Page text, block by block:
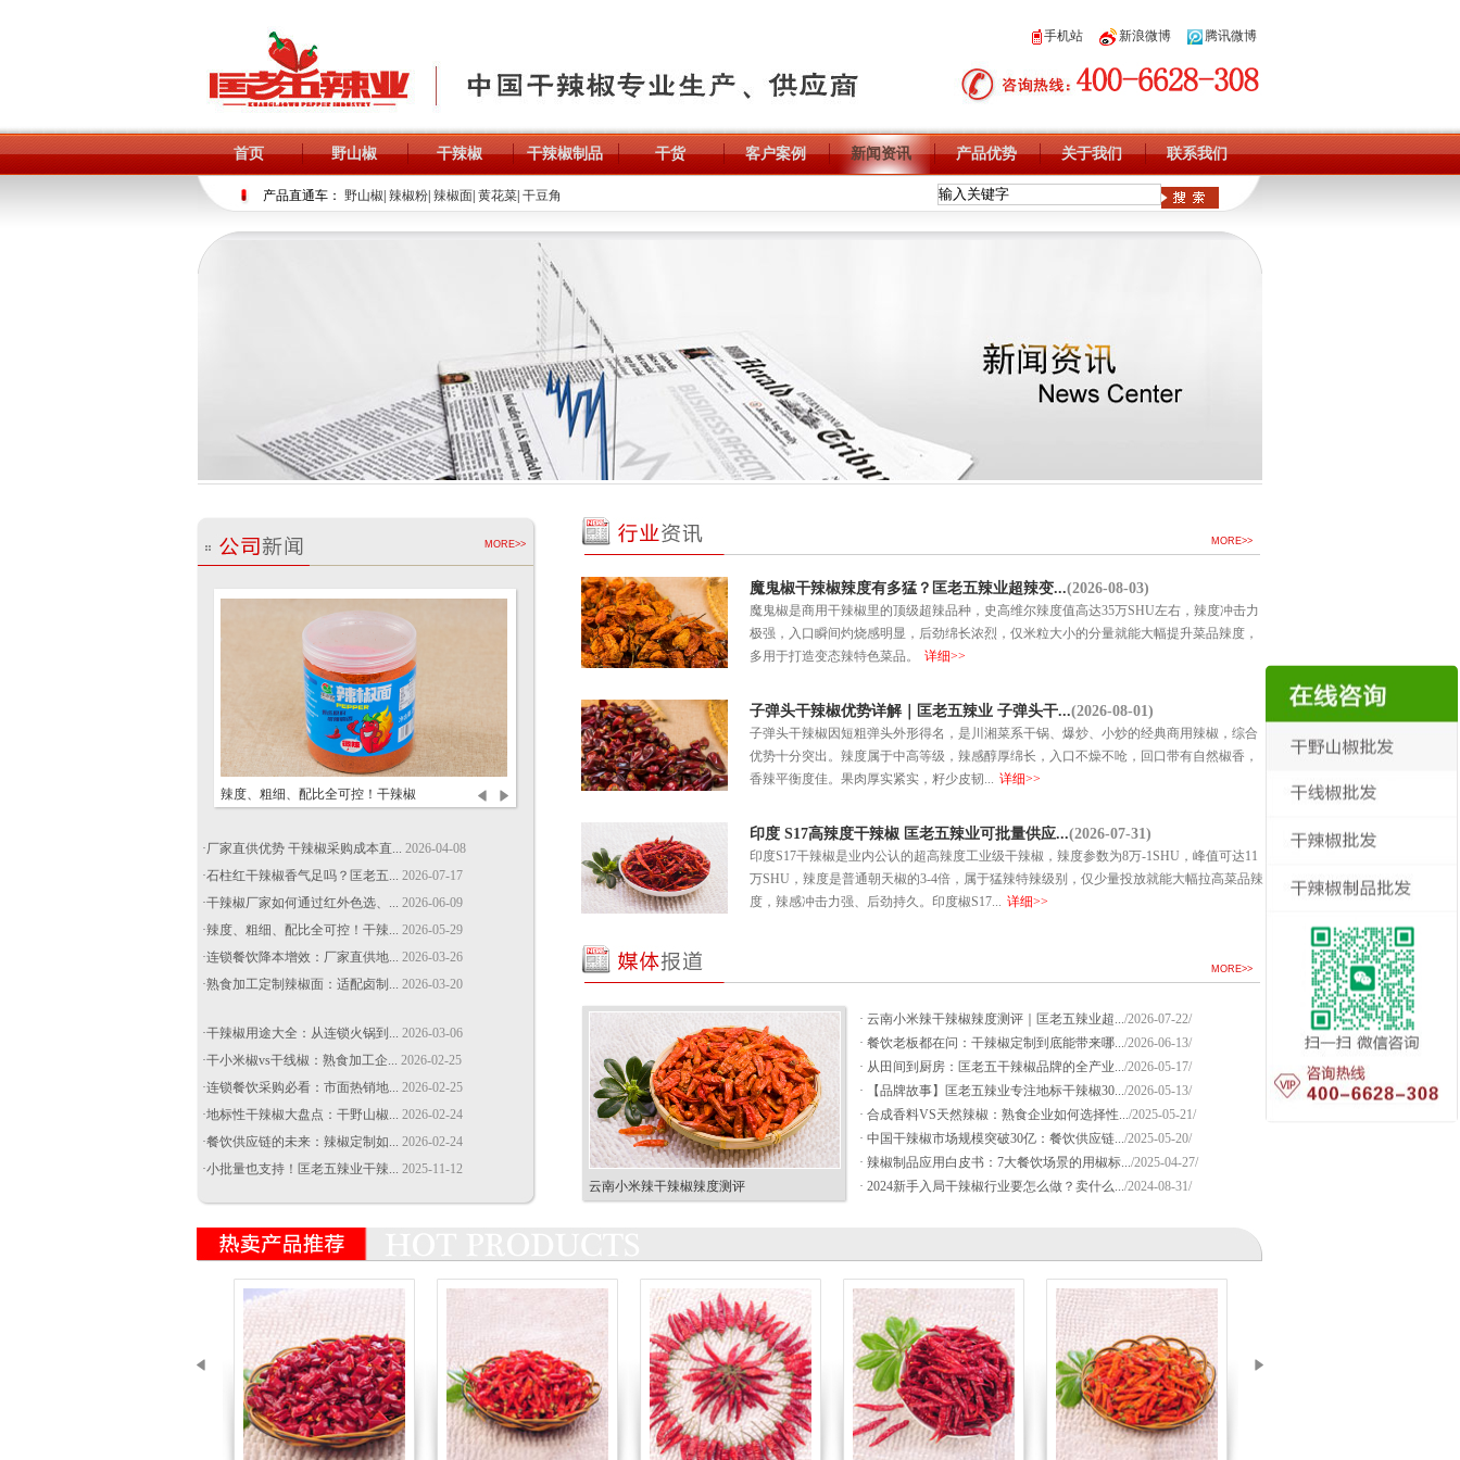
手机站 新浪微博 腾讯微博
首页 野山椒 干辣椒 干辣椒制品 干货 客户案例 新闻资讯 产品优势 关于我们 联系我们
产品直通车： 野山椒 辣椒粉 辣椒面 黄花菜 干豆角
MORE>>
辣度、粗细、配比全可控！干辣椒 厂家直供优势 干辣椒采购成本直降 干辣椒厂家如何通过红外色选、农
·厂家直供优势 干辣椒采购成本直... 2026-04-08
·石柱红干辣椒香气足吗？匡老五... 2026-07-17
·干辣椒厂家如何通过红外色选、... 2026-06-09
·辣度、粗细、配比全可控！干辣... 2026-05-29
·连锁餐饮降本增效：厂家直供地... 2026-03-26
·熟食加工定制辣椒面：适配卤制... 2026-03-20
·干辣椒用途大全：从连锁火锅到... 2026-03-06
·干小米椒vs干线椒：熟食加工企... 2026-02-25
·连锁餐饮采购必看：市面热销地... 2026-02-25
·地标性干辣椒大盘点：干野山椒... 2026-02-24
·餐饮供应链的未来：辣椒定制如... 2026-02-24
·小批量也支持！匡老五辣业干辣... 2025-11-12
MORE>>
魔鬼椒干辣椒辣度有多猛？匡老五辣业超辣变...(2026-08-03)
魔鬼椒是商用干辣椒里的顶级超辣品种，史高维尔辣度值高达35万SHU左右，辣度冲击力
极强，入口瞬间灼烧感明显，后劲绵长浓烈，仅米粒大小的分量就能大幅提升菜品辣度，
多用于打造变态辣特色菜品。
详细>>
子弹头干辣椒优势详解｜匡老五辣业 子弹头干...(2026-08-01)
子弹头干辣椒因短粗弹头外形得名，是川湘菜系干锅、爆炒、小炒的经典商用辣椒，综合
优势十分突出。辣度属于中高等级，辣感醇厚绵长，入口不燥不呛，回口带有自然椒香，
香辣平衡度佳。果肉厚实紧实，籽少皮韧... 详细>>
印度 S17高辣度干辣椒 匡老五辣业可批量供应...(2026-07-31)
印度S17干辣椒是业内公认的超高辣度工业级干辣椒，辣度参数为8万-1SHU，峰值可达11
万SHU，辣度是普通朝天椒的3-4倍，属于猛辣特辣级别，仅少量投放就能大幅拉高菜品辣
度，辣感冲击力强、后劲持久。印度椒S17... 详细>>
MORE>>
云南小米辣干辣椒辣度测评
· 云南小米辣干辣椒辣度测评｜匡老五辣业超.../2026-07-22/
· 餐饮老板都在问：干辣椒定制到底能带来哪.../2026-06-13/
· 从田间到厨房：匡老五干辣椒品牌的全产业.../2026-05-17/
· 【品牌故事】匡老五辣业专注地标干辣椒30.../2026-05-13/
· 合成香料VS天然辣椒：熟食企业如何选择性.../2025-05-21/
· 中国干辣椒市场规模突破30亿：餐饮供应链.../2025-05-20/
· 辣椒制品应用白皮书：7大餐饮场景的用椒标.../2025-04-27/
· 2024新手入局干辣椒行业要怎么做？卖什么.../2024-08-31/